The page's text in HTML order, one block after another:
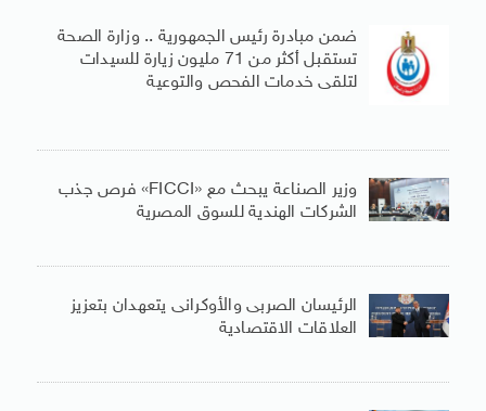
ضمن مبادرة رئيس الجمهورية .. وزارة الصحة
تستقبل أكثر من 71 مليون زيارة للسيدات
لتلقى خدمات الفحص والتوعية
وزير الصناعة يبحث مع «FICCI» فرص جذب
الشركات الهندية للسوق المصرية
الرئيسان الصربى والأوكرانى يتعهدان بتعزيز
العلاقات الاقتصادية